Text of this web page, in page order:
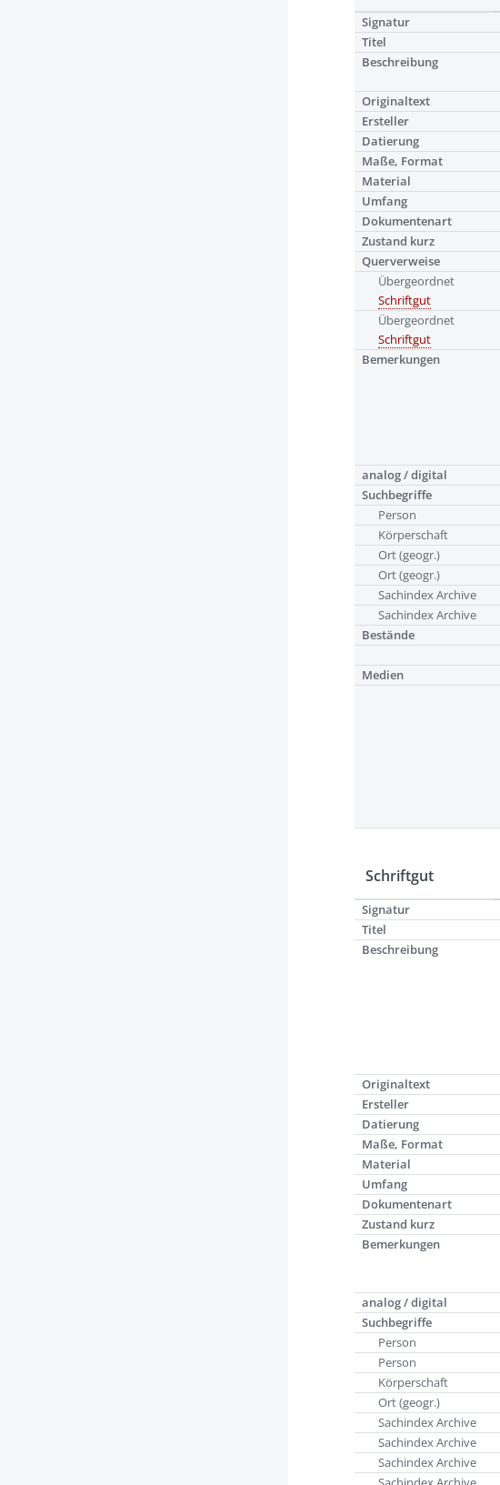
Signatur
Titel
Beschreibung
Originaltext
Ersteller
Datierung
Maße, Format
Material
Umfang
Dokumentenart
Zustand kurz
Querverweise
Übergeordnet
Schriftgut
Übergeordnet
Schriftgut
Bemerkungen
analog / digital
Suchbegriffe
Person
Körperschaft
Ort (geogr.)
Ort (geogr.)
Sachindex Archive
Sachindex Archive
Bestände
Medien
Schriftgut
Signatur
Titel
Beschreibung
Originaltext
Ersteller
Datierung
Maße, Format
Material
Umfang
Dokumentenart
Zustand kurz
Bemerkungen
analog / digital
Suchbegriffe
Person
Person
Körperschaft
Ort (geogr.)
Sachindex Archive
Sachindex Archive
Sachindex Archive